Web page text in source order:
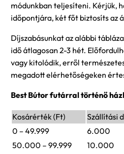
módunkban teljesíteni. Kérjük,
időpontjára, két főt biztosíts az
Díjszabásunkat az alábbi
idő átlagosan 2-3 hét.
vagy kitolódik, erről
megadott elérhetőségeken
Best Bútor futárral történő
Kosárérték (Ft)
Szállítási
0 – 49.999
6.000
50.000 – 99.999
10.000